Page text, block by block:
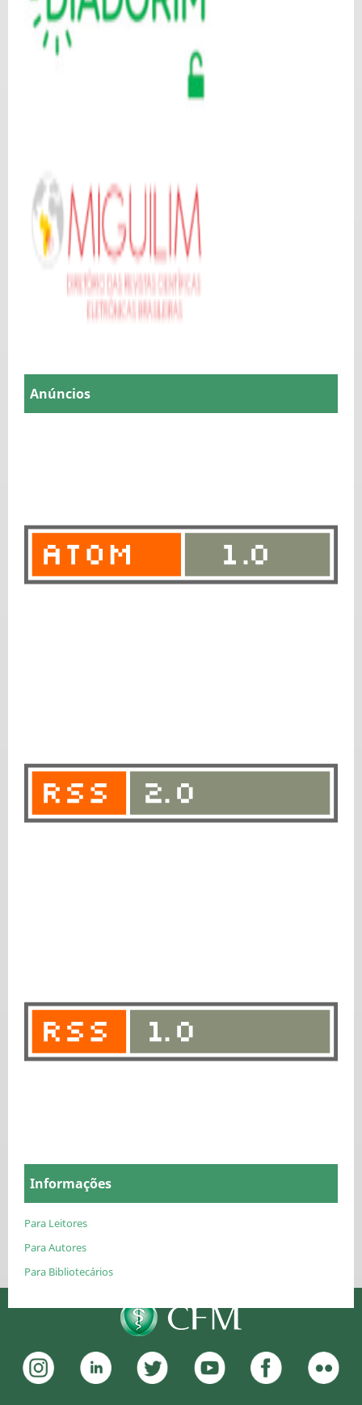
Anúncios
Informações
Para Leitores
Para Autores
Para Bibliotecários